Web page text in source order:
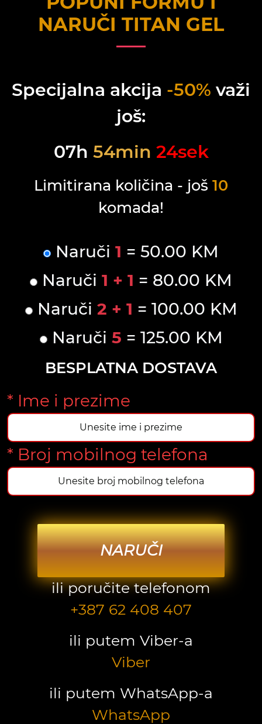
NARUČI TITAN GEL
Specijalna akcija -50% važi
još:
07h 54min 24sek
Limitirana količina - još 10
komada!
Naruči 1 = 50.00 KM
Naruči 1 + 1 = 80.00 KM
Naruči 2 + 1 = 100.00 KM
Naruči 5 = 125.00 KM
BESPLATNA DOSTAVA
* Ime i prezime
* Broj mobilnog telefona
NARUČI
ili poručite telefonom
+387 62 408 407
ili putem Viber-a
Viber
ili putem WhatsApp-a
WhatsApp